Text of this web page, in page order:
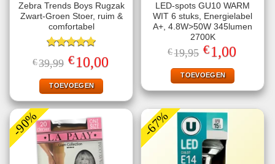
Zebra Trends Boys Rugzak
Zwart-Groen Stoer, ruim &
comfortabel
Gewaardeerd
5.00uit 5
€39,99 Oorspronkelijke
prijs
was:
€39,99.
€10,00Huidige
prijs
TOEVOEGEN
LED-spots GU10 WARM
WIT 6 stuks, Energielabel
A+, 4.8W>50W 345lumen
2700K
€19,95 Oorspronkelijke
prijs
was:
€19,95.
€1,00Huidige
prijs
TOEVOEGEN
-90% -67%